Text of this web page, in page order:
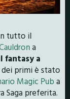
tutto il
a
fantasy a
primi è stato
Magic Pub a
Saga preferita.